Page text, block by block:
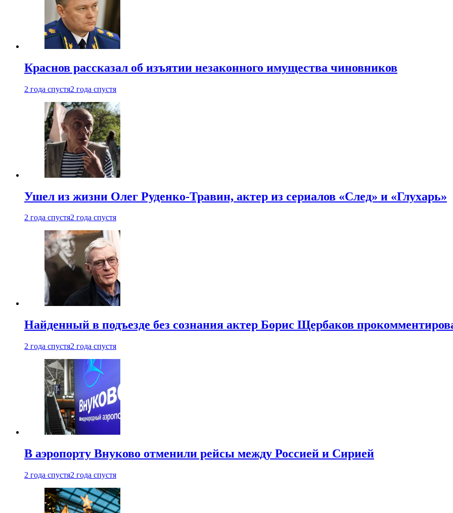
Краснов рассказал об изъятии незаконного имущества чиновников
2 года спустя2 года спустя
Ушел из жизни Олег Руденко-Травин, актер из сериалов «След» и «Глухарь»
2 года спустя2 года спустя
Найденный в подъезде без сознания актер Борис Щербаков
2 года спустя2 года спустя
В аэропорту Внуково отменили рейсы между Россией и Сирией
2 года спустя2 года спустя